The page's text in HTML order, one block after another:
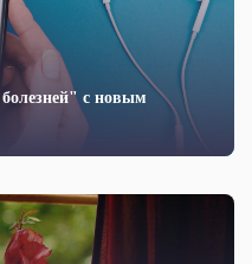
болезней" с новым